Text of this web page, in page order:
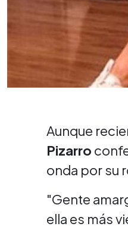
Aunque
Pizarro
onda por su
"Gente
ella es más